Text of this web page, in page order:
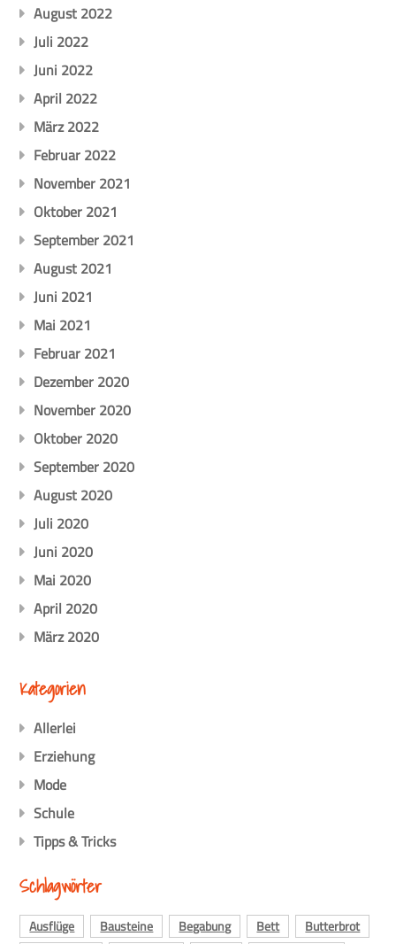
August 2022
Juli 2022
Juni 2022
April 2022
März 2022
Februar 2022
November 2021
Oktober 2021
September 2021
August 2021
Juni 2021
Mai 2021
Februar 2021
Dezember 2020
November 2020
Oktober 2020
September 2020
August 2020
Juli 2020
Juni 2020
Mai 2020
April 2020
März 2020
Kategorien
Allerlei
Erziehung
Mode
Schule
Tipps & Tricks
Schlagwörter
Ausflüge Bausteine Begabung Bett
Butterbrot